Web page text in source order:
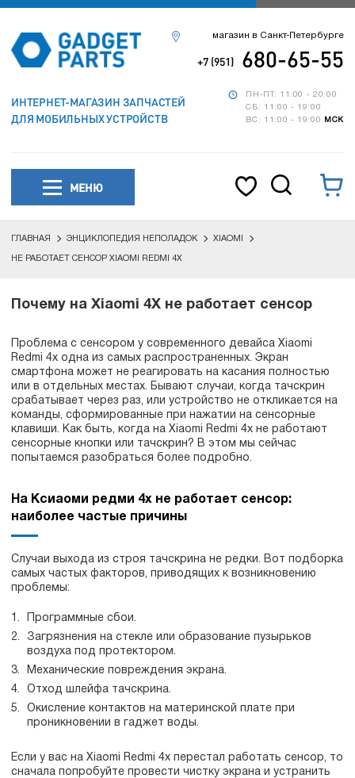
ИНТЕРНЕТ-МАГАЗИН ЗАПЧАСТЕЙ
ДЛЯ МОБИЛЬНЫХ УСТРОЙСТВ
ПН-ПТ: 11:00 - 20:00
СБ: 11:00 - 19:00
ВС: 11:00 - 19:00
МСК
магазин в Санкт-Петербурге
+7 (951) 680-65-55
МЕНЮ
ГЛАВНАЯ ЭНЦИКЛОПЕДИЯ НЕПОЛАДОК XIAOMI
НЕ РАБОТАЕТ СЕНСОР XIAOMI REDMI 4X
Почему на Xiaomi 4X не работает сенсор
Проблема с сенсором у современного девайса Xiaomi
Redmi 4x одна из самых распространенных. Экран
смартфона может не реагировать на касания полностью
или в отдельных местах. Бывают случаи, когда тачскрин
срабатывает через раз, или устройство не откликается на
команды, сформированные при нажатии на сенсорные
клавиши. Как быть, когда на Xiaomi Redmi 4x не работают
сенсорные кнопки или тачскрин? В этом мы сейчас
попытаемся разобраться более подробно.
На Ксиаоми редми 4х не работает сенсор:
наиболее частые причины
Случаи выхода из строя тачскрина не редки. Вот подборка
самых частых факторов, приводящих к возникновению
проблемы:
Программные сбои.
Загрязнения на стекле или образование пузырьков
воздуха под протектором.
Механические повреждения экрана.
Отход шлейфа тачскрина.
Окисление контактов на материнской плате при
проникновении в гаджет воды.
Если у вас на Xiaomi Redmi 4x перестал работать сенсор, то
сначала попробуйте провести чистку экрана и устранить